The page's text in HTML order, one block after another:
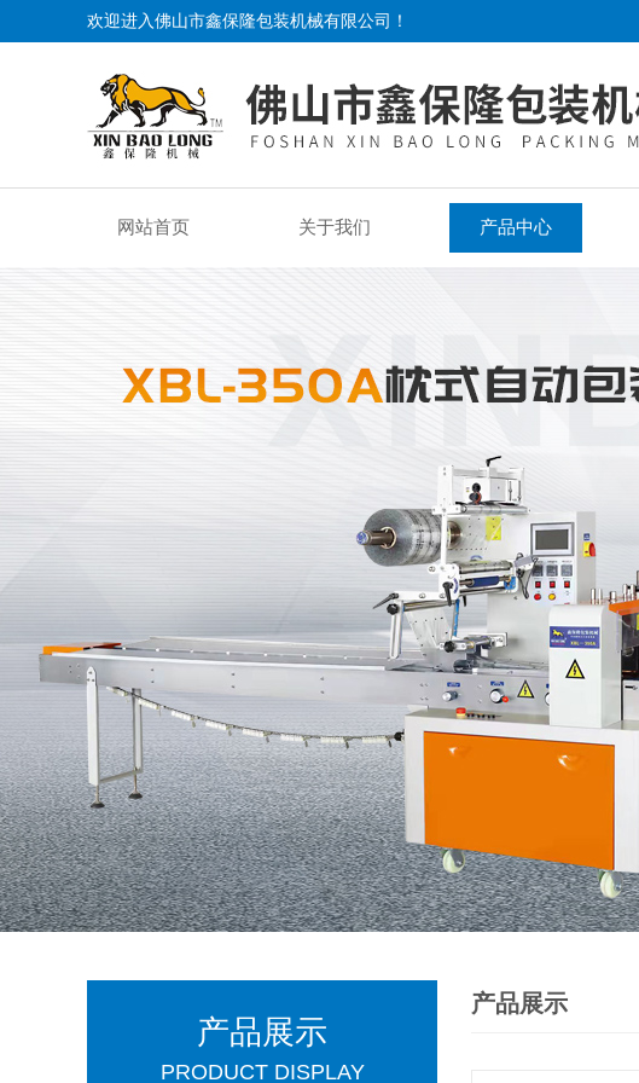
欢迎进入佛山市鑫保隆包装机械有限公司！
网站首页 关于我们 产品中心
产品展示
PRODUCT DISPLAY
产品展示